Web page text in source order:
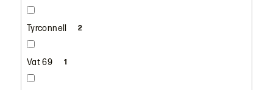
Tyrconnell 2
Vat 69 1